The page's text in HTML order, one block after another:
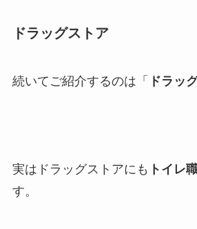
ドラッグストア
続いてご紹介するのは「 ドラッ
実はドラッグストアにも トイレ
す。